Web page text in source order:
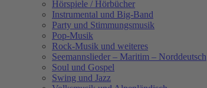
Hörspiele / Hörbücher
Instrumental und Big-Band
Party und Stimmungsmusik
Pop-Musik
Rock-Musik und weiteres
Seemannslieder – Maritim – Norddeutsch
Soul und Gospel
Swing und Jazz